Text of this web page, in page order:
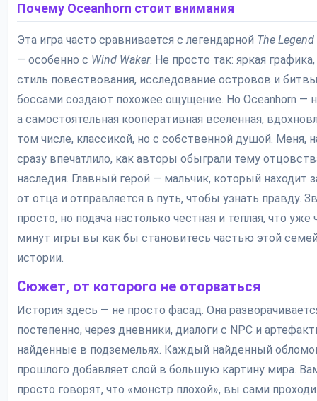
Почему Oceanhorn стоит внимания
Эта игра часто сравнивается с легендарной The
— особенно с Wind Waker. Не просто так: яркая
стиль повествования, исследование островов и
боссами создают похожее ощущение. Но Oceanhorn —
а самостоятельная кооперативная вселенная,
том числе, классикой, но с собственной душой. Меня,
сразу впечатлило, как авторы обыграли тему
наследия. Главный герой — мальчик, который находит
от отца и отправляется в путь, чтобы узнать правду.
просто, но подача настолько честная и теплая, что уже
минут игры вы как бы становитесь частью этой
истории.
Сюжет, от которого не оторваться
История здесь — не просто фасад. Она
постепенно, через дневники, диалоги с NPC и
найденные в подземельях. Каждый найденный
прошлого добавляет слой в большую картину мира.
просто говорят, что «монстр плохой», вы сами